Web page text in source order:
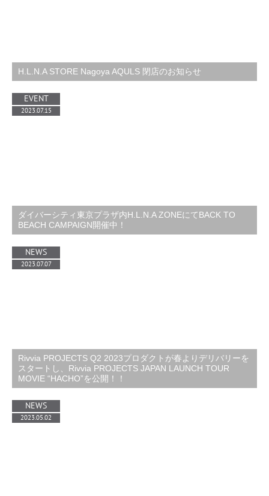
H.L.N.A STORE Nagoya AQULS 閉店のお知らせ
ダイバーシティ東京プラザ内H.L.N.A ZONEにてBACK TO
BEACH CAMPAIGN開催中！
EVENT
2023.07.15
Rivvia PROJECTS Q2 2023プロダクトが春よりデリバリーを
スタートし、Rivvia PROJECTS JAPAN LAUNCH TOUR
MOVIE “HACHO”を公開！！
NEWS
2023.07.07
NEWS
2023.05.02